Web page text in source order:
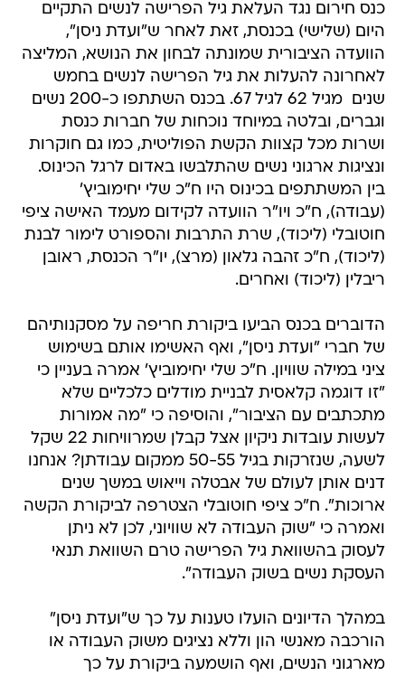
כנס חירום נגד העלאת גיל הפרישה לנשים התקיים
היום (שלישי) בכנסת, זאת לאחר ש"ועדת ניסן",
הוועדה הציבורית שמונתה לבחון את הנושא, המליצה
לאחרונה להעלות את גיל הפרישה לנשים בחמש
שנים  מגיל 62 לגיל 67. בכנס השתתפו כ-200 נשים
וגברים, ובלטה במיוחד נוכחות של חברות כנסת
ושרות מכל קצוות הקשת הפוליטית, כמו גם חוקרות
ונציגות ארגוני נשים שהתלבשו באדום לרגל הכינוס.
בין המשתתפים בכינוס היו ח"כ שלי יחימוביץ'
(עבודה), ח"כ ויו"ר הוועדה לקידום מעמד האישה ציפי
חוטובלי (ליכוד), שרת התרבות והספורט לימור לבנת
(ליכוד), ח"כ זהבה גלאון (מרצ), יו"ר הכנסת, ראובן
ריבלין (ליכוד) ואחרים.
הדוברים בכנס הביעו ביקורת חריפה על מסקנותיהם
של חברי "ועדת ניסן", ואף האשימו אותם בשימוש
ציני במילה שוויון. ח"כ שלי יחימוביץ' אמרה בעניין כי
"זו דוגמה קלאסית לבניית מודלים כלכליים שלא
מתכתבים עם הציבור", והוסיפה כי "מה אמורות
לעשות עובדות ניקיון אצל קבלן שמרוויחות 22 שקל
לשעה, שנזרקות בגיל 50-55 ממקום עבודתן? אנחנו
דנים אותן לעולם של אבטלה וייאוש במשך שנים
ארוכות". ח"כ ציפי חוטובלי הצטרפה לביקורת הקשה
ואמרה כי "שוק העבודה לא שוויוני, לכן לא ניתן
לעסוק בהשוואת גיל הפרישה טרם השוואת תנאי
העסקת נשים בשוק העבודה".
במהלך הדיונים הועלו טענות על כך ש"ועדת ניסן"
הורכבה מאנשי הון וללא נציגים משוק העבודה או
מארגוני הנשים, ואף הושמעה ביקורת על כך